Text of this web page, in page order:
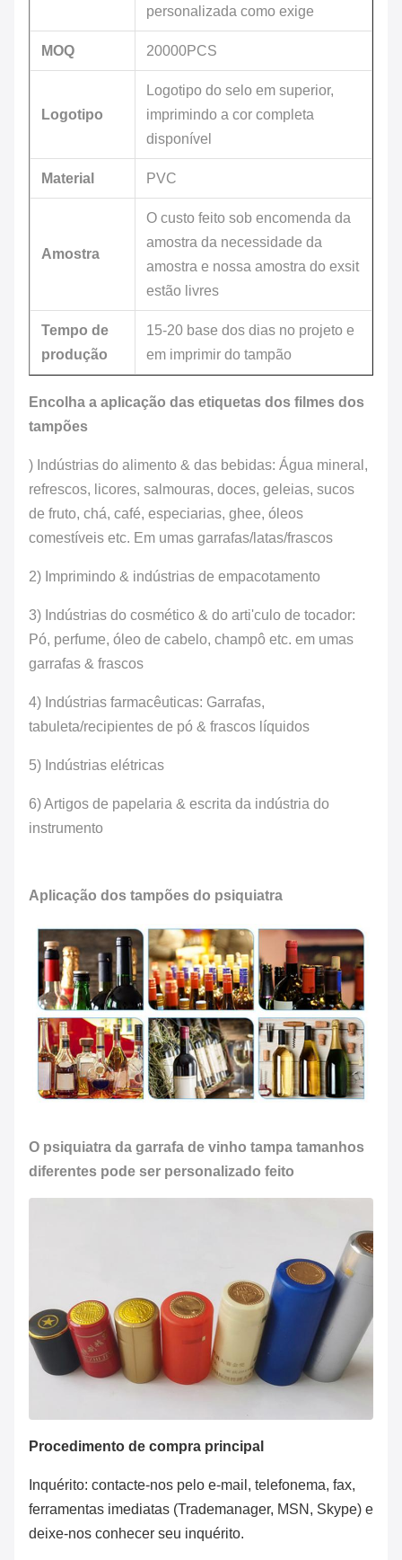
personalizada como exige
MOQ 20000PCS
Logotipo
Logotipo do selo em superior,
imprimindo a cor completa
disponível
Material PVC
Amostra
O custo feito sob encomenda da
amostra da necessidade da
amostra e nossa amostra do exsit
estão livres
Tempo de
produção
15-20 base dos dias no projeto e
em imprimir do tampão
Encolha a aplicação das etiquetas dos filmes dos
tampões
) Indústrias do alimento & das bebidas: Água mineral,
refrescos, licores, salmouras, doces, geleias, sucos
de fruto, chá, café, especiarias, ghee, óleos
comestíveis etc. Em umas garrafas/latas/frascos
2) Imprimindo & indústrias de empacotamento
3) Indústrias do cosmético & do arti'culo de tocador:
Pó, perfume, óleo de cabelo, champô etc. em umas
garrafas & frascos
4) Indústrias farmacêuticas: Garrafas,
tabuleta/recipientes de pó & frascos líquidos
5) Indústrias elétricas
6) Artigos de papelaria & escrita da indústria do
instrumento
Aplicação dos tampões do psiquiatra
O psiquiatra da garrafa de vinho tampa tamanhos
diferentes pode ser personalizado feito
Procedimento de compra principal
Inquérito: contacte-nos pelo e-mail, telefonema, fax,
ferramentas imediatas (Trademanager, MSN, Skype) e
deixe-nos conhecer seu inquérito.